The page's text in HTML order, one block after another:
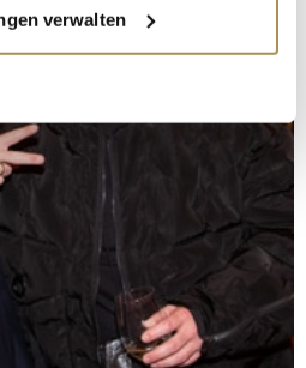
Ihre geografische Lage
auf einige Meter genau sein
(Fingerprinting) identifizieren
wie Ihre persönlichen Daten
Sie Ihre Präferenzen im
fest.
Inhalte und Anzeigen zu
für soziale Medien anbieten
auf unsere Website zu
verwalten